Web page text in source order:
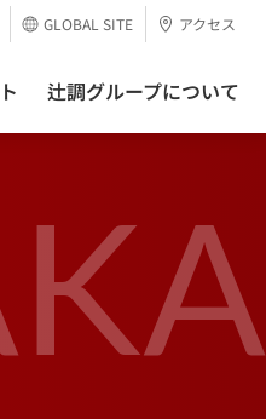
辻調グループについて
GLOBAL SITE アクセス